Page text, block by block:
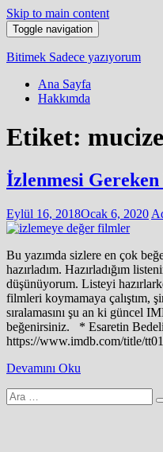
Skip to main content
Toggle navigation
Bitimek Sadece yazıyorum
Ana Sayfa
Hakkımda
Etiket: mucize
İzlenmesi
Eylül 16, 2018Ocak 6, 2020
Bu yazımda sizlere en çok
hazırladım. Hazırladığım
düşünüyorum. Listeyi
filmleri koymamaya çalıştım,
sıralamasını şu an ki güncel
beğenirsiniz. * Esaretin
https://www.imdb.com/title/
Devamını Oku
Arama
yap: